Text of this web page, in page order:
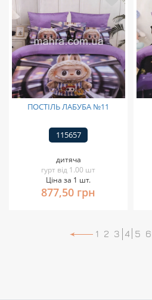
ПОСТІЛЬ ЛАБУБА №11
115657
дитяча
гурт від 1.00 шт
Ціна за 1 шт.
877,50 грн
1 2 3 4 5 6